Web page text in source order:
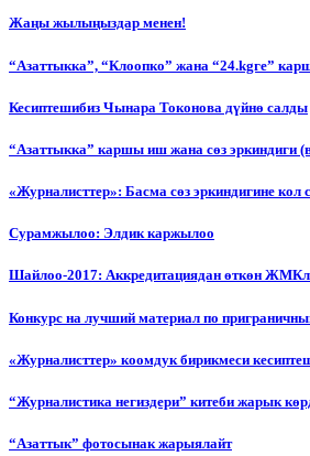
Жаңы жылыңыздар менен!
“Азаттыкка”, “Клоопко” жана “24.kgге”
Кесиптешибиз Чынара Токонова дүйнө салды
“Азаттыкка” каршы иш жана сөз эркиндиги
«Журналисттер»: Басма сөз эркиндигине кол
Сурамжылоо: Элдик каржылоо
Шайлоо-2017: Аккредитациядан өткөн
Конкурс на лучший материал по
«Журналисттер» коомдук бирикмеси
“Журналистика негиздери” китеби жарык
“Азаттык” фотосынак жарыялайт